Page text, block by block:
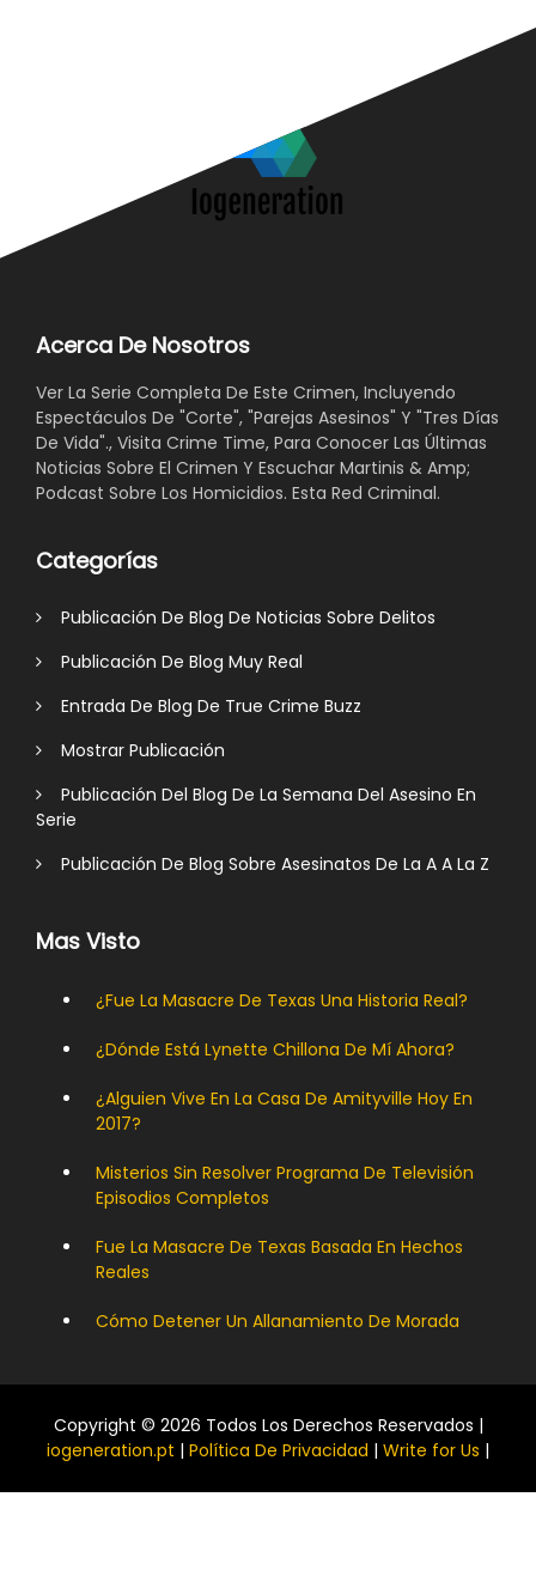
Acerca De Nosotros
Ver La Serie Completa De Este Crimen, Incluyendo
Espectáculos De "Corte", "Parejas Asesinos" Y "Tres Días
De Vida"., Visita Crime Time, Para Conocer Las Últimas
Noticias Sobre El Crimen Y Escuchar Martinis & Amp;
Podcast Sobre Los Homicidios. Esta Red Criminal.
Categorías
Publicación De Blog De Noticias Sobre Delitos
Publicación De Blog Muy Real
Entrada De Blog De True Crime Buzz
Mostrar Publicación
Publicación Del Blog De La Semana Del Asesino En
Serie
Publicación De Blog Sobre Asesinatos De La A A La Z
Mas Visto
¿Fue La Masacre De Texas Una Historia Real?
¿Dónde Está Lynette Chillona De Mí Ahora?
¿Alguien Vive En La Casa De Amityville Hoy En
2017?
Misterios Sin Resolver Programa De Televisión
Episodios Completos
Fue La Masacre De Texas Basada En Hechos
Reales
Cómo Detener Un Allanamiento De Morada
Copyright © 2026 Todos Los Derechos Reservados |
iogeneration.pt | Política De Privacidad | Write for Us |